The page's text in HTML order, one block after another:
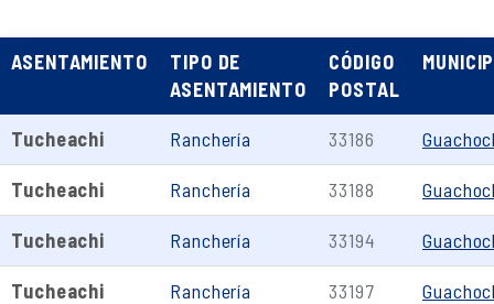
ASENTAMIENTO
TIPO DE
ASENTAMIENTO
CÓDIGO
POSTAL
Tucheachi Ranchería 33186
Tucheachi Ranchería 33188
Tucheachi Ranchería 33194
Tucheachi Ranchería 33197